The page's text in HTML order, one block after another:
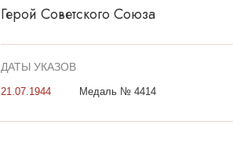
Герой Советского Союза
ДАТЫ УКАЗОВ
21.07.1944 Медаль № 4414